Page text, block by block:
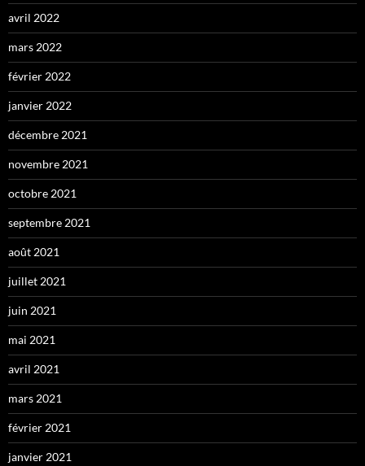
avril 2022
mars 2022
février 2022
janvier 2022
décembre 2021
novembre 2021
octobre 2021
septembre 2021
août 2021
juillet 2021
juin 2021
mai 2021
avril 2021
mars 2021
février 2021
janvier 2021